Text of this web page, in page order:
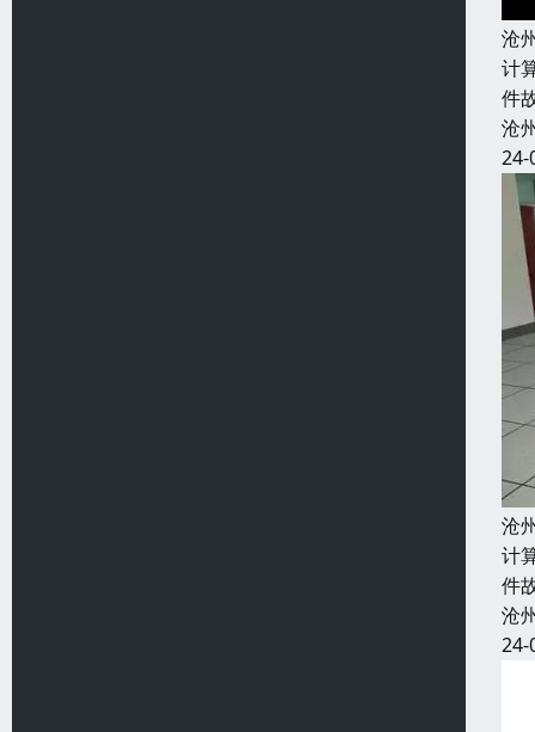
沧
计
件
沧
24-
沧
计
件
沧
24-